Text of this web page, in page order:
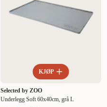
KJØP
Selected by ZOO
Underlegg Soft 60x40cm, grå L